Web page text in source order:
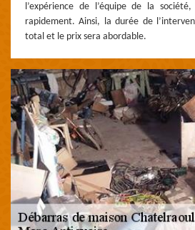
l’expérience de l’équipe de la
rapidement. Ainsi, la durée de
total et le prix sera abordable.